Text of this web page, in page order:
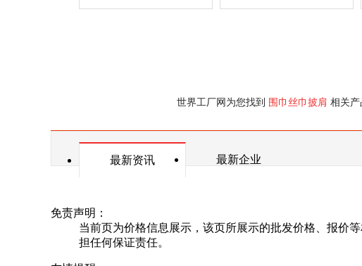
世界工厂网为您找到 围巾丝巾披肩 相关
最新资讯 最新企业
免责声明：
当前页为价格信息展示，该页所展示的批发价格、报价
担任何保证责任。